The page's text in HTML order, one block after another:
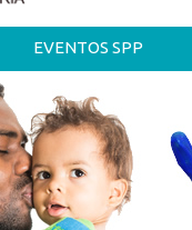
EVENTOS SPP